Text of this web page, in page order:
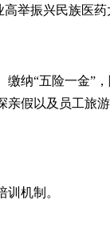
举振兴民族医药
纳“五险一金”
假以及员工旅
机制。